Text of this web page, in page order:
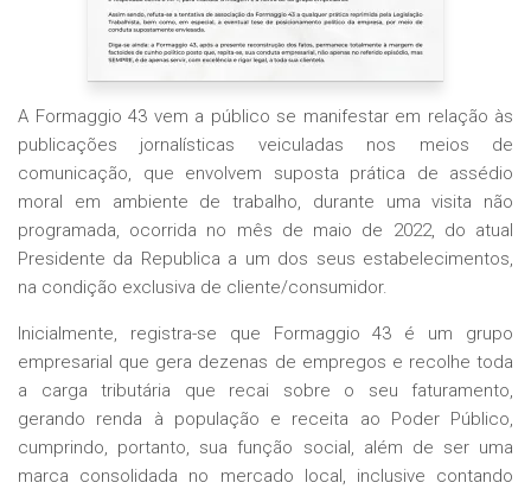
A Formaggio 43 vem a público se manifestar em relação às
publicações jornalísticas veiculadas nos meios de
comunicação, que envolvem suposta prática de assédio
moral em ambiente de trabalho, durante uma visita não
programada, ocorrida no mês de maio de 2022, do atual
Presidente da Republica a um dos seus estabelecimentos,
na condição exclusiva de cliente/consumidor.
Inicialmente, registra-se que Formaggio 43 é um grupo
empresarial que gera dezenas de empregos e recolhe toda
a carga tributária que recai sobre o seu faturamento,
gerando renda à população e receita ao Poder Público,
cumprindo, portanto, sua função social, além de ser uma
marca consolidada no mercado local, inclusive contando